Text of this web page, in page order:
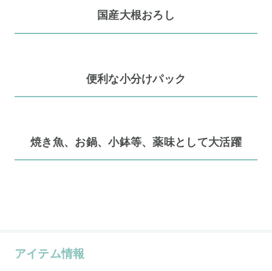
国産大根おろし
便利な小分けパック
焼き魚、お鍋、小鉢等、薬味として大活躍
アイテム情報